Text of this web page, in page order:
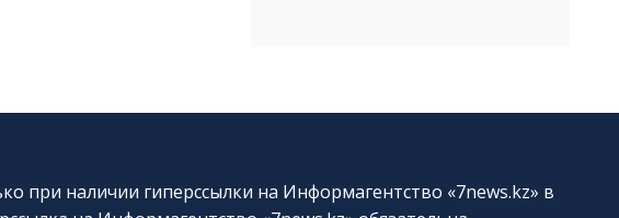
при наличии гиперссылки на Информагентство «7news.kz» в